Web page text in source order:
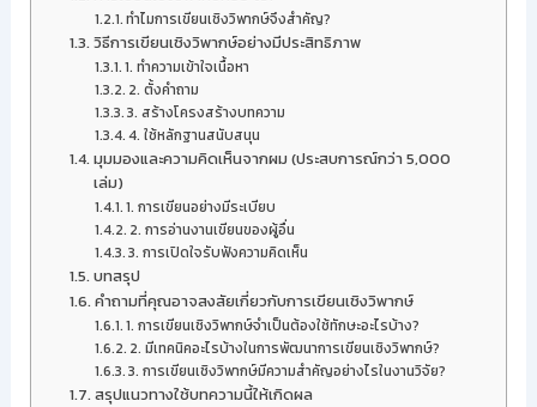
ทำไมการเขียนเชิงวิพากษ์จึงสำคัญ?
วิธีการเขียนเชิงวิพากษ์อย่างมีประสิทธิภาพ
1. ทำความเข้าใจเนื้อหา
2. ตั้งคำถาม
3. สร้างโครงสร้างบทความ
4. ใช้หลักฐานสนับสนุน
มุมมองและความคิดเห็นจากผม (ประสบการณ์กว่า 5,000
เล่ม)
1. การเขียนอย่างมีระเบียบ
2. การอ่านงานเขียนของผู้อื่น
3. การเปิดใจรับฟังความคิดเห็น
บทสรุป
คำถามที่คุณอาจสงสัยเกี่ยวกับการเขียนเชิงวิพากษ์
1. การเขียนเชิงวิพากษ์จำเป็นต้องใช้ทักษะอะไรบ้าง?
2. มีเทคนิคอะไรบ้างในการพัฒนาการเขียนเชิงวิพากษ์?
3. การเขียนเชิงวิพากษ์มีความสำคัญอย่างไรในงานวิจัย?
สรุปแนวทางใช้บทความนี้ให้เกิดผล